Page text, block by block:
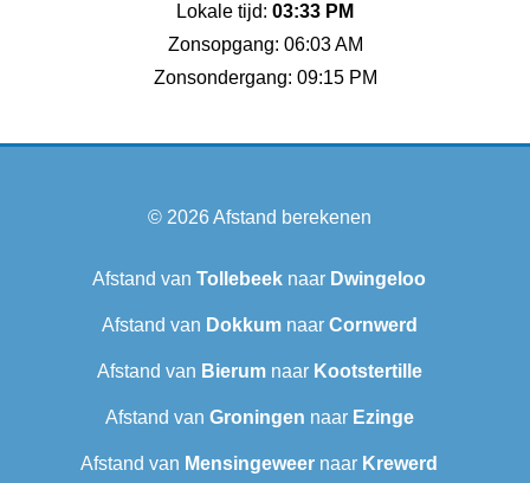
Lokale tijd: 03:33 PM
Zonsopgang: 06:03 AM
Zonsondergang: 09:15 PM
© 2026Afstand berekenen
Afstand van Tollebeek naar Dwingeloo
Afstand van Dokkumnaar Cornwerd
Afstand van Bierumnaar Kootstertille
Afstand van Groningen naar Ezinge
Afstand van Mensingeweer naar Krewerd